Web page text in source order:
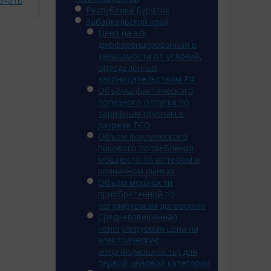
Республика Бурятия
Забайкальский край
Цена на э/э,
дифференцированная в
зависимости от условий,
определенных
законодательством РФ
Объемы фактического
полезного отпуска по
тарифным группам в
разрезе ТСО
Объем фактического
пикового потребления
мощности на оптовом и
розничном рынках
Объем мощности
приобретенной по
регулируемым договорам
Средневзвешенная
нерегулируемая цена на
электрическую
энергию(мощность) для
первой ценовой категории